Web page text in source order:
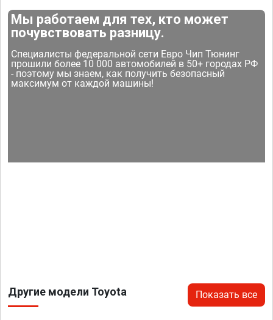
Мы работаем для тех, кто может
почувствовать разницу.
Специалисты федеральной сети Евро Чип Тюнинг
прошили более 10 000 автомобилей в 50+ городах РФ
- поэтому мы знаем, как получить безопасный
максимум от каждой машины!
Другие модели Toyota Показать все